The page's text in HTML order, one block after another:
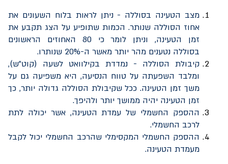
מצב הטעינה בסוללה - ניתן לראות בלוח השעונים את
אחוז הסוללה שנותר. הכמות שתופיע על הצג תקבע את
זמן הטעינה, וניתן לומר כי 80 האחוזים הראשונים
בסוללה נטענים מהר יותר מאשר ה-20% שנותרו.
קיבולת הסוללה - נמדדת בקילוואט לשעה (קוט"ש),
ומלבד השפעתה על טווח הנסיעה, היא משפיעה גם על
משך זמן הטעינה. ככל שקיבולת הסוללה גדולה יותר, כך
זמן הטעינה יהיה ממושך יותר ולהיפך.
ההספק החשמלי של עמדת הטעינה, אשר יכולה לתת
לרכב החשמלי.
ההספק החשמלי המקסימלי שהרכב החשמלי יכול לקבל
מעמדת הטעינה.